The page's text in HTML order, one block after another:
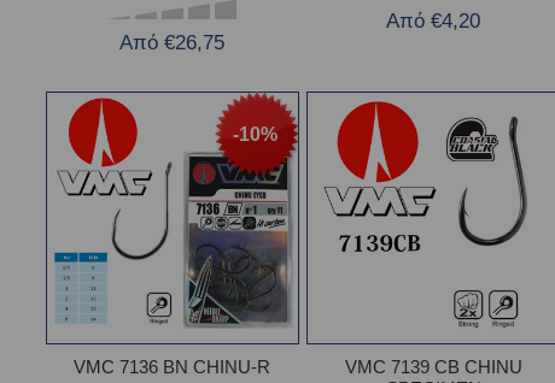
Από €26,75
Από €4,20
-10%
VMC 7136 BN CHINU-R
VMC 7139 CB CHINU